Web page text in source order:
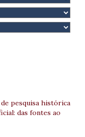
pesquisa histórica
das fontes ao